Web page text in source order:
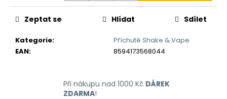
Kategorie:
Příchutě Shake & Vape
EAN: 8594173568044
Zeptat se Hlídat Sdílet
Při nákupu nad 1000 Kč DÁREK
ZDARMA!
ARAMAX
MAX
STRAWBERRY
12MG
168